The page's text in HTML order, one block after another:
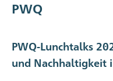
PWQ
PWQ-Lunchtalks
und Nachhaltigkeit